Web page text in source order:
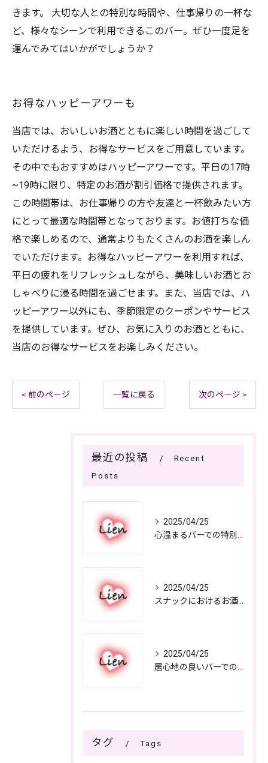
きます。 大切な人との特別な時間や、仕事帰りの一杯な
ど、様々なシーンで利用できるこのバー。ぜひ一度足を
運んでみてはいかがでしょうか？
お得なハッピーアワーも
当店では、おいしいお酒とともに楽しい時間を過ごして
いただけるよう、お得なサービスをご用意しています。
その中でもおすすめはハッピーアワーです。平日の17時
~19時に限り、特定のお酒が割引価格で提供されます。
この時間帯は、お仕事帰りの方や友達と一杯飲みたい方
にとって最適な時間帯となっております。お値打ちな価
格で楽しめるので、通常よりもたくさんのお酒を楽しん
でいただけます。お得なハッピーアワーを利用すれば、
平日の疲れをリフレッシュしながら、美味しいお酒とお
しゃべりに浸る時間を過ごせます。また、当店では、ハ
ッピーアワー以外にも、季節限定のクーポンやサービス
を提供しています。ぜひ、お気に入りのお酒とともに、
当店のお得なサービスをお楽しみください。
< 前のページ 一覧に戻る 次のページ >
最近の投稿
Recent
Posts
2025/04/25
2025/04/25
2025/04/25
タグ Tags